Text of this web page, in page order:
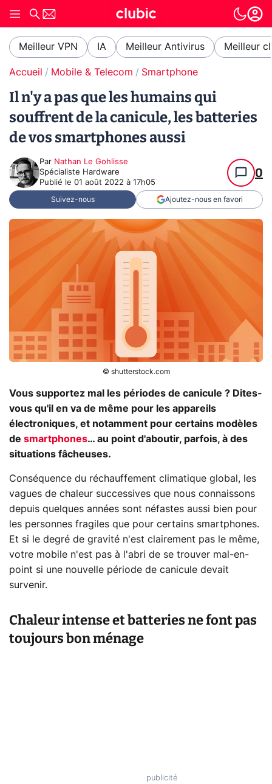
Meilleur VPN IA Meilleur Antivirus Meilleur
Accueil Mobile & Telecom Smartphone
Il n'y a pas que les humains qui
souffrent de la canicule, les batteries
de vos smartphones aussi
Par Nathan Le Gohlisse
Spécialiste Hardware
Publié le 01 août 2022 à 17h05
0
Suivez-nous Ajoutez-nous en favori
© shutterstock.com
Vous supportez mal les périodes de canicule ? Dites-
vous qu'il en va de même pour les appareils
électroniques, et notamment pour certains modèles
de smartphones… au point d'aboutir, parfois, à des
situations fâcheuses.
Conséquence du réchauffement climatique global, les
vagues de chaleur successives que nous connaissons
depuis quelques années sont néfastes aussi bien pour
les personnes fragiles que pour certains smartphones.
Et si le degré de gravité n'est clairement pas le même,
votre mobile n'est pas à l'abri de se trouver mal-en-
point si une nouvelle période de canicule devait
survenir.
Chaleur intense et batteries ne font pas
toujours bon ménage